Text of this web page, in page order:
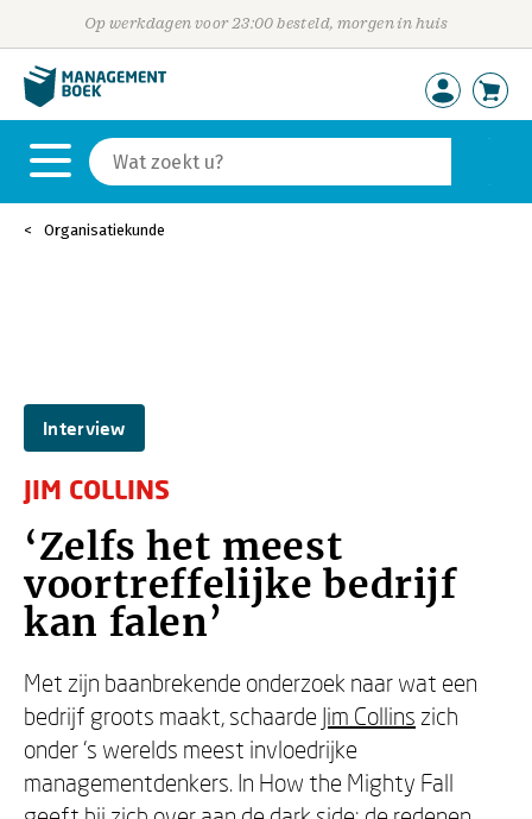
Op werkdagen voor 23:00 besteld, morgen in huis
Organisatiekunde
Interview
JIM COLLINS
‘Zelfs het meest
voortreffelijke bedrijf
kan falen’
Met zijn baanbrekende onderzoek naar wat een
bedrijf groots maakt, schaarde Jim Collins zich
onder ‘s werelds meest invloedrijke
managementdenkers. In How the Mighty Fall